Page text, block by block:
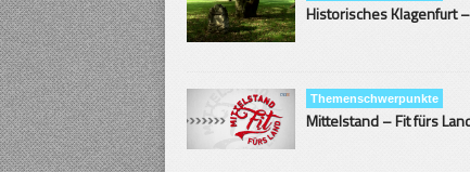
Historisches Klagenfurt
Themenschwerpunkte